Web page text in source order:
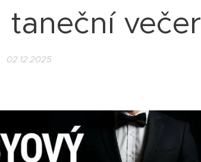
taneční večer
02.12.2025